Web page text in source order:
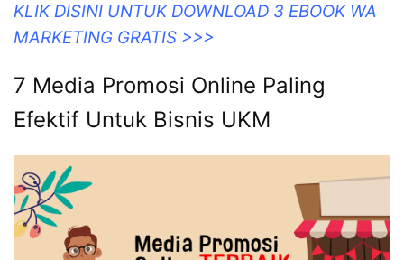
KLIK DISINI UNTUK DOWNLOAD 3 EBOOK WA
MARKETING GRATIS >>>
7 Media Promosi Online Paling
Efektif Untuk Bisnis UKM